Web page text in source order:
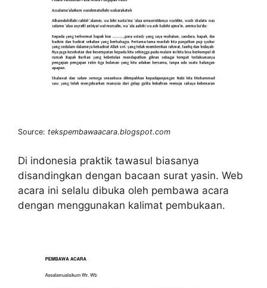
Source: tekspembawaacara.blogspot.com
Di indonesia praktik tawasul biasanya
disandingkan dengan bacaan surat yasin. Web
acara ini selalu dibuka oleh pembawa acara
dengan menggunakan kalimat pembukaan.